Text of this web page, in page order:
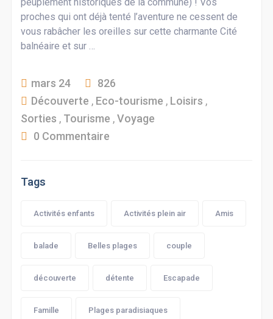
proches qui ont déjà tenté l’aventure ne cessent de
vous rabâcher les oreilles sur cette charmante Cité
balnéaire et sur …
mars 24
826
Découverte , Eco-tourisme , Loisirs ,
Sorties , Tourisme ,Voyage
0 Commentaire
Tags
Activités enfants Activités plein air Amis
balade Belles plages couple
découverte détente Escapade
Famille Plages paradisiaques